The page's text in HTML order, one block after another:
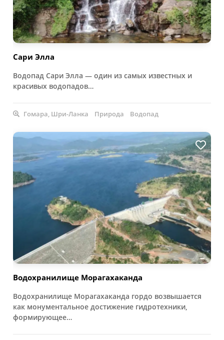
Сари Элла
Водопад Сари Элла — один из самых известных и
красивых водопадов…
Гомара, Шри-Ланка Природа Водопад
Водохранилище Морагахаканда
Водохранилище Морагахаканда гордо возвышается
как монументальное достижение гидротехники,
формирующее…